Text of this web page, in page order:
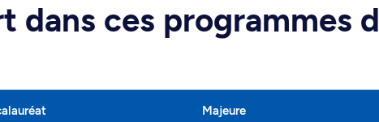
dans ces programmes
Majeure